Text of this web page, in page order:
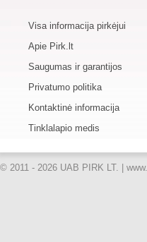
Visa informacija pirkėjui
Apie Pirk.lt
Saugumas ir garantijos
Privatumo politika
Kontaktinė informacija
Tinklalapio medis
© 2011 - 2026 UAB PIRK LT. |